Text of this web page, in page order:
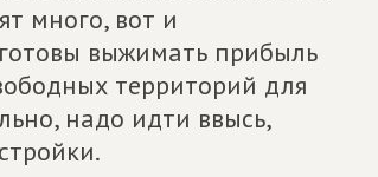
много, вот и
выжимать прибыль
территорий для
надо идти ввысь,